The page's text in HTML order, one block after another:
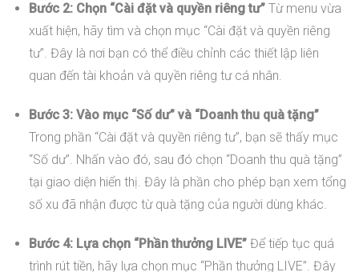
Bước 2: Chọn “Cài đặt và quyền riêng tư”Từ menu vừa
xuất hiện, hãy tìm và chọn mục “Cài đặt và quyền riêng
tư”. Đây là nơi bạn có thể điều chỉnh các thiết lập liên
quan đến tài khoản và quyền riêng tư cá nhân.
Bước 3: Vào mục “Số dư” và “Doanh thu quà tặng”
Trong phần “Cài đặt và quyền riêng tư”, bạn sẽ thấy mục
“Số dư”. Nhấn vào đó, sau đó chọn “Doanh thu quà tặng”
tại giao diện hiển thị. Đây là phần cho phép bạn xem tổng
số xu đã nhận được từ quà tặng của người dùng khác.
Bước 4: Lựa chọn “Phần thưởng LIVE”Để tiếp tục quá
trình rút tiền, hãy lựa chọn mục “Phần thưởng LIVE”. Đây